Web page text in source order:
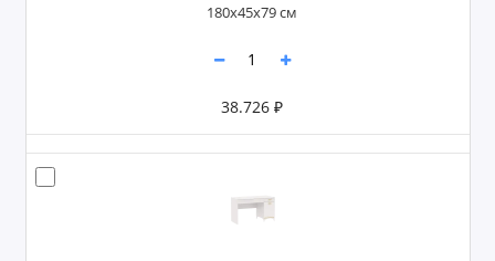
180х45х79 см
38.726 ₽